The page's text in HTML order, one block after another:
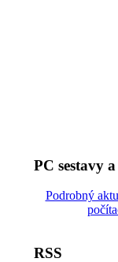
PC sestavy
Podrobný
RSS